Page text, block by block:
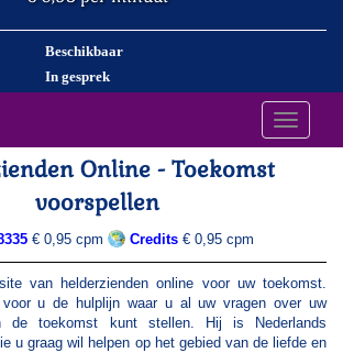
Beschikbaar
In gesprek
Toggle
Online - Toekomst
voorspellen
€ 0,95 cpm Credits€ 0,95 cpm
van helderzienden online voor uw toekomst.
voor u de hulplijn waar u al uw vragen over uw
de toekomst kunt stellen. Hij is Nederlands
u graag wil helpen op het gebied van de liefde en